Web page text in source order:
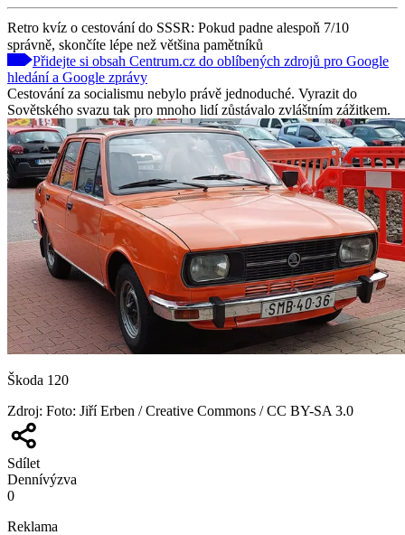
Retro kvíz o cestování do SSSR: Pokud padne alespoň 7/10
správně, skončíte lépe než většina pamětníků
Přidejte si obsah Centrum.cz do oblíbených zdrojů pro Google
hledání a Google zprávy
Cestování za socialismu nebylo právě jednoduché. Vyrazit do
Sovětského svazu tak pro mnoho lidí zůstávalo zvláštním zážitkem.
Škoda 120
Zdroj: Foto: Jiří Erben / Creative Commons / CC BY-SA 3.0
Sdílet
Dennívýzva
0
Reklama